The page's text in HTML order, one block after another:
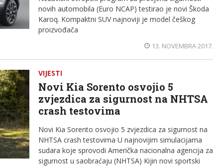
novih automobila (Euro NCAP) testirao je novi Škoda
Karoq. Kompaktni SUV najnoviji je model češkog
proizvođača
13. NOVEMBRA 2017.
VIJESTI
Novi Kia Sorento osvojio 5
zvjezdica za sigurnost na NHTSA
crash testovima
Novi Kia Sorento osvojio 5 zvjezdica za sigurnost na
NHTSA crash testovima U najnovijim simulacijama
sudara koje sprovodi Američka nacionalna agencija za
sigurnost u saobraćaju (NHTSA) Kijin novi sportski